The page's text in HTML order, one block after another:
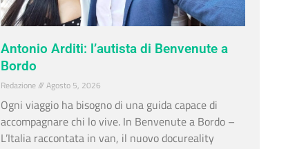
Antonio Arditi: l’autista di Benvenute a
Bordo
Redazione Agosto 5, 2026
Ogni viaggio ha bisogno di una guida capace di
accompagnare chi lo vive. In Benvenute a Bordo –
L’Italia raccontata in van, il nuovo docureality